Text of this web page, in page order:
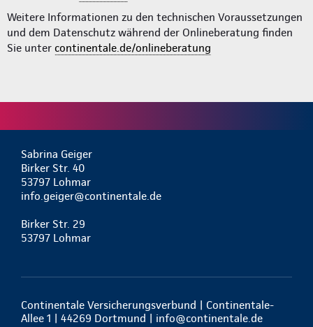
Weitere Informationen zu den technischen Voraussetzungen
und dem Datenschutz während der Onlineberatung finden
Sie unter continentale.de/onlineberatung
Sabrina Geiger
Birker Str. 40
53797 Lohmar
info.geiger@continentale.de
Birker Str. 29
53797 Lohmar
Continentale Versicherungsverbund | Continentale-
Allee 1 | 44269 Dortmund | info@continentale.de